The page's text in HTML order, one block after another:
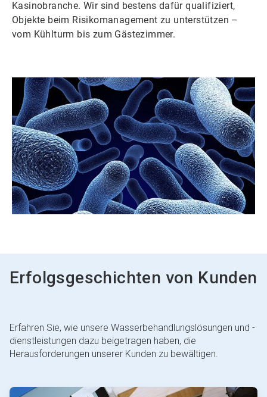
Kasinobranche. Wir sind bestens dafür qualifiziert,
Objekte beim Risikomanagement zu unterstützen –
vom Kühlturm bis zum Gästezimmer.
Erfolgsgeschichten von Kunden
Erfahren Sie, wie unsere Wasserbehandlungslösungen und -
dienstleistungen dazu beigetragen haben, die
Herausforderungen unserer Kunden zu bewältigen.
ArticleTile